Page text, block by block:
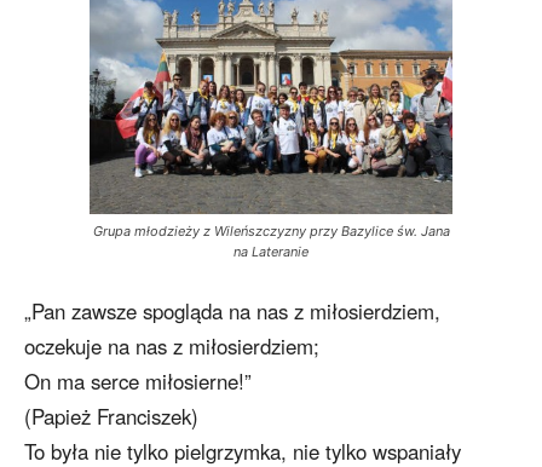
Grupa młodzieży z Wileńszczyzny przy Bazylice św. Jana
na Lateranie
„Pan zawsze spogląda na nas z miłosierdziem,
oczekuje na nas z miłosierdziem;
On ma serce miłosierne!”
(Papież Franciszek)
To była nie tylko pielgrzymka, nie tylko wspaniały